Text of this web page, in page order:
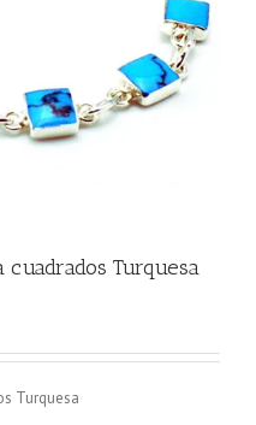
cuadrados Turquesa
Turquesa